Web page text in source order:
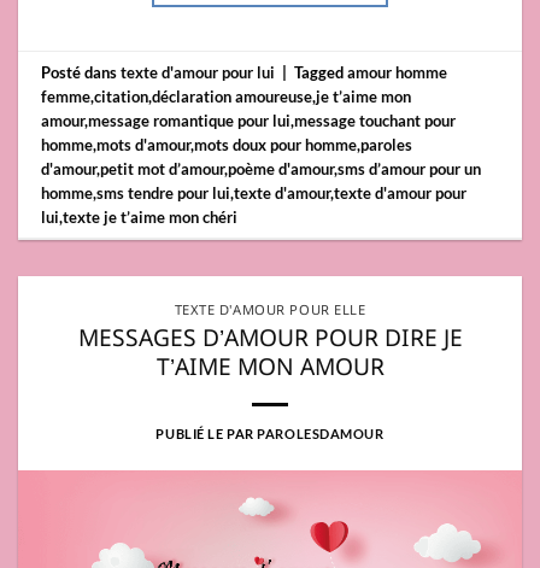
Posté danstexte d'amour pour lui | Taggedamour homme
femme,citation,déclaration amoureuse,je t’aime mon
amour,message romantique pour lui,message touchant pour
homme,mots d'amour,mots doux pour homme,paroles
d'amour,petit mot d’amour,poème d'amour,sms d’amour pour un
homme,sms tendre pour lui,texte d'amour,texte d'amour pour
lui,texte je t’aime mon chéri
TEXTE D'AMOUR POUR ELLE
MESSAGES D’AMOUR POUR DIRE JE
T’AIME MON AMOUR
PUBLIÉ LEPARPAROLESDAMOUR